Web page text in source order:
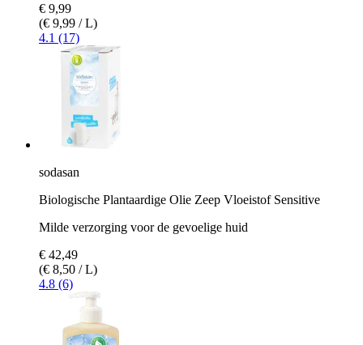
€ 9,99
(€ 9,99 / L)
4.1 (17)
sodasan
Biologische Plantaardige Olie Zeep Vloeistof Sensitive
Milde verzorging voor de gevoelige huid
€ 42,49
(€ 8,50 / L)
4.8 (6)